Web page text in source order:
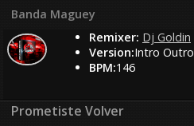
Banda Maguey
Remixer: Dj Goldin
Version:Intro Outro
BPM:146
Prometiste Volver